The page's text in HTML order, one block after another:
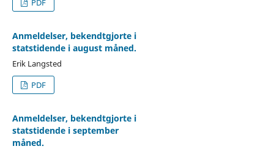
PDF
Anmeldelser, bekendtgjorte i
statstidende i august måned.
Erik Langsted
PDF
Anmeldelser, bekendtgjorte i
statstidende i september
måned.